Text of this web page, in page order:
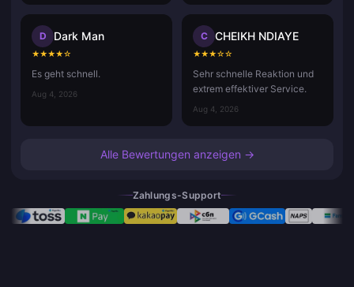
D Dark Man
★★★★☆
Es geht schnell.
Aug 4, 2026
C CHEIKH NDIAYE
★★★☆☆
Sehr schnelle Reaktion und
extrem effektiver Service.
Aug 4, 2026
Alle Bewertungen anzeigen →
Zahlungs-Support